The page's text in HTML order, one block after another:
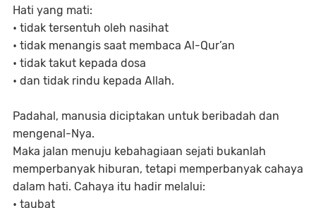
Hati yang mati:
• tidak tersentuh oleh nasihat
• tidak menangis saat membaca Al-Qur’an
• tidak takut kepada dosa
• dan tidak rindu kepada Allah.
Padahal, manusia diciptakan untuk beribadah dan
mengenal-Nya.
Maka jalan menuju kebahagiaan sejati bukanlah
memperbanyak hiburan, tetapi memperbanyak cahaya
dalam hati. Cahaya itu hadir melalui:
• taubat